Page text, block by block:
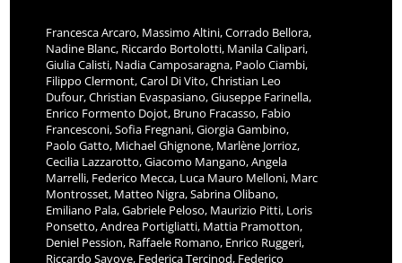
Francesca Arcaro, Massimo Altini, Corrado Bellora,
Nadine Blanc, Riccardo Bortolotti, Manila Calipari,
Giulia Calisti, Nadia Camposaragna, Paolo Ciambi,
Filippo Clermont, Carol Di Vito, Christian Leo
Dufour, Christian Evaspasiano, Giuseppe Farinella,
Enrico Formento Dojot, Bruno Fracasso, Fabio
Francesconi, Sofia Fregnani, Giorgia Gambino,
Paolo Gatto, Michael Ghignone, Marlène Jorrioz,
Cecilia Lazzarotto, Giacomo Mangano, Angela
Marrelli, Federico Mecca, Luca Mauro Melloni, Marc
Montrosset, Matteo Nigra, Sabrina Olibano,
Emiliano Pala, Gabriele Peloso, Maurizio Pitti, Loris
Ponsetto, Andrea Portigliatti, Mattia Pramotton,
Deniel Pession, Raffaele Romano, Enrico Ruggeri,
Riccardo Savoye, Federica Tercinod, Federico